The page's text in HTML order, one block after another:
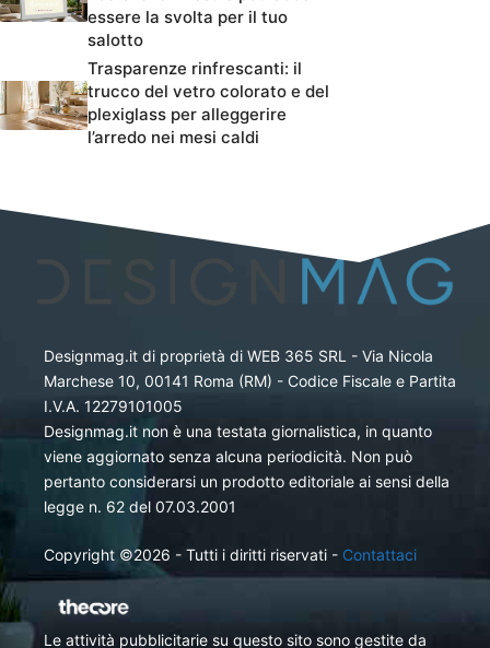
essere la svolta per il tuo
salotto
Trasparenze rinfrescanti: il
trucco del vetro colorato e del
plexiglass per alleggerire
l’arredo nei mesi caldi
Designmag.it di proprietà di WEB 365 SRL - Via Nicola
Marchese 10, 00141 Roma (RM) - Codice Fiscale e Partita
I.V.A. 12279101005
Designmag.it non è una testata giornalistica, in quanto
viene aggiornato senza alcuna periodicità. Non può
pertanto considerarsi un prodotto editoriale ai sensi della
legge n. 62 del 07.03.2001
Copyright ©2026 - Tutti i diritti riservati - Contattaci
Le attività pubblicitarie su questo sito sono gestite da